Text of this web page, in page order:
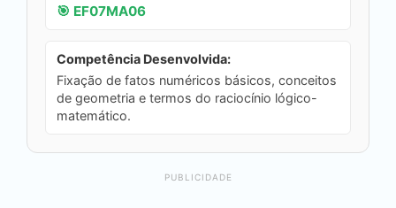
🎯 EF07MA06
Competência Desenvolvida:
Fixação de fatos numéricos básicos, conceitos
de geometria e termos do raciocínio lógico-
matemático.
PUBLICIDADE